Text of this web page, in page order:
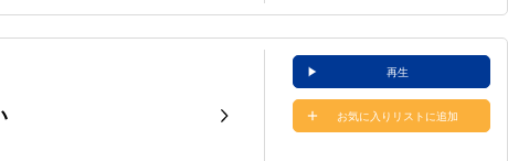
再生
お気に入りリストに追加